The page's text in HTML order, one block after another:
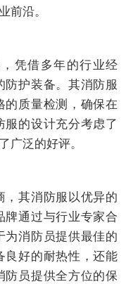
前沿。
凭借多年的行业经
护装备。其消防服
的质量检测，确保在
的设计充分考虑了
广泛的好评。
，其消防服以优异的
牌通过与行业专家合
为消防员提供最佳的
良好的耐热性，还能
防员提供全方位的保